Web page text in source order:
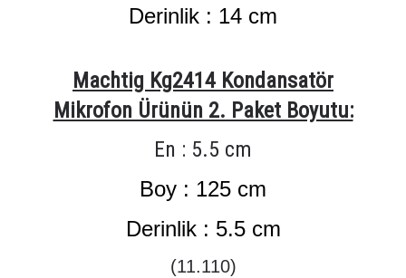
Derinlik : 14 cm
Machtig Kg2414 Kondansatör
Mikrofon Ürünün 2. Paket Boyutu:
En : 5.5 cm
Boy : 125 cm
Derinlik : 5.5 cm
(11.110)